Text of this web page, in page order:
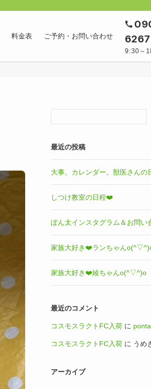
料金表 ご予約・お問い合わせ
6267
9:30～
最近の投稿
大事。カレンダー。獣医さんの
しつけ教室の日程❤️
ぽん太インスタグラム＆お問い
家族大好き❤️ランちゃん
家族大好き❤️綾ちゃんo(^▽^)o
最近のコメント
コスモスラクトFC入荷 に
コスモスラクトFC入荷 に うめ
アーカイブ